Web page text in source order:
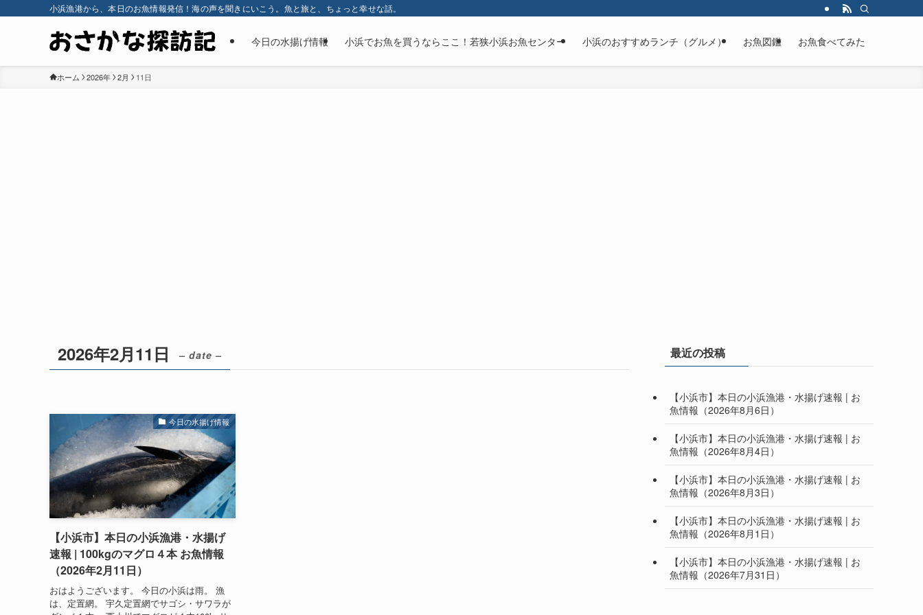
小浜漁港から、本日のお魚情報発信！海の声を聞きにいこう。魚と旅と、ちょっと幸せな話。
今日の水揚げ情報 小浜でお魚を買うならここ！若狭小浜お魚センター 小浜のおすすめランチ（グルメ） お魚図鑑 お魚食べてみた
ホーム 2026年 2月 11日
2026年2月11日 – date –
今日の水揚げ情報
【小浜市】本日の小浜漁港・水揚げ
速報 | 100kgのマグロ４本 お魚情報
（2026年2月11日）
おはようございます。 今日の小浜は雨。 漁
は、定置網。 宇久定置網でサゴシ・サワラが
最近の投稿
【小浜市】本日の小浜漁港・水揚げ速報 | お
魚情報（2026年8月6日）
【小浜市】本日の小浜漁港・水揚げ速報 | お
魚情報（2026年8月4日）
【小浜市】本日の小浜漁港・水揚げ速報 | お
魚情報（2026年8月3日）
【小浜市】本日の小浜漁港・水揚げ速報 | お
魚情報（2026年8月1日）
【小浜市】本日の小浜漁港・水揚げ速報 | お
魚情報（2026年7月31日）